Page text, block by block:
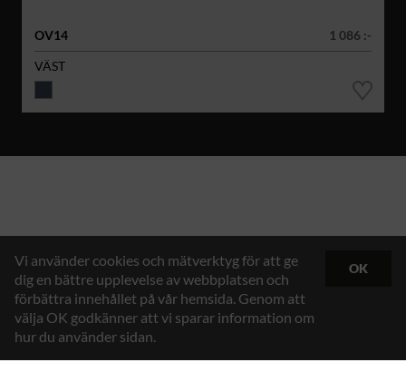
OV14
1 086 :-
VÄST
Vi använder cookies och mätverktyg för att ge
dig en bättre upplevelse av webbplatsen och
förbättra innehållet på vår hemsida. Genom att
välja OK godkänner att vi sparar information om
hur du använder sidan.
OK